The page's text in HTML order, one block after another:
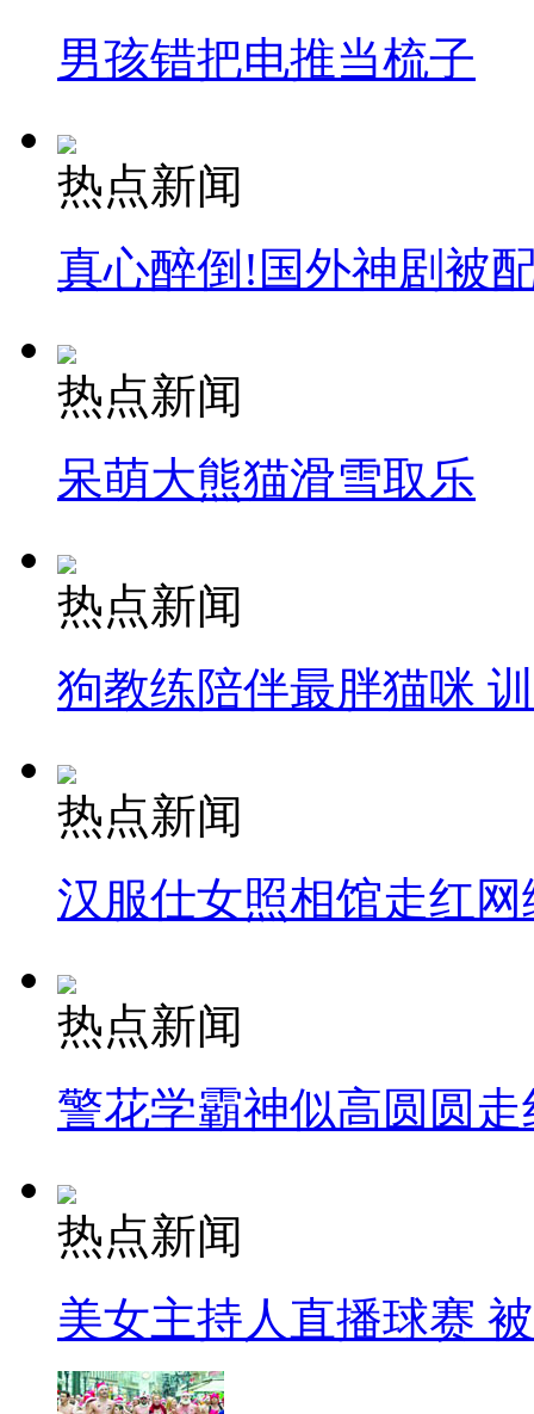
男孩错把电推当梳子
热点新闻
真心醉倒!国外神剧被
热点新闻
呆萌大熊猫滑雪取乐
热点新闻
狗教练陪伴最胖猫咪
热点新闻
汉服仕女照相馆走红网
热点新闻
警花学霸神似高圆圆走
热点新闻
美女主持人直播球赛